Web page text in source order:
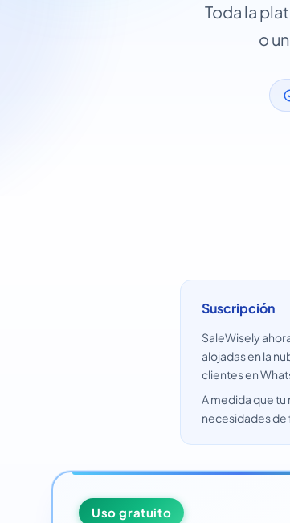
Toda la
o
Suscripción
SaleWisely
alojadas en la
clientes en
A medida que
necesidades de
Uso gratuito